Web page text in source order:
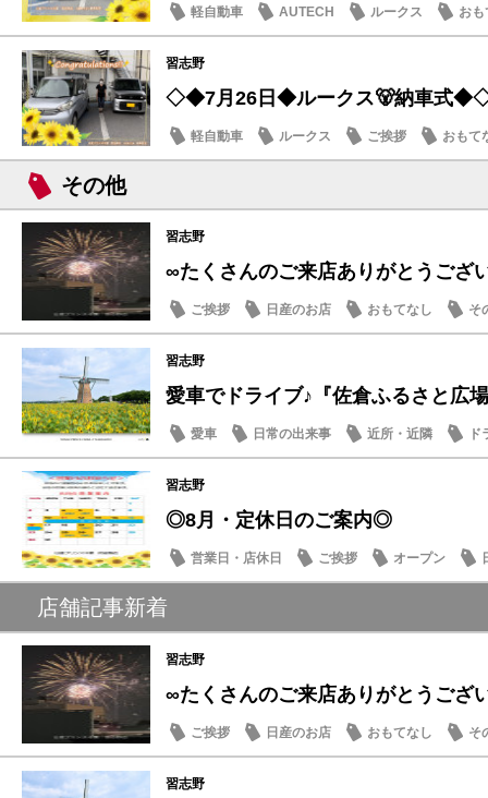
軽自動車 AUTECH ルークス おも
習志野
◇◆7月26日◆ルークス🐻納車式
軽自動車 ルークス ご挨拶 おもて
その他
習志野
∞たくさんのご来店ありがとうござ
ご挨拶 日産のお店 おもてなし そ
習志野
愛車でドライブ♪『佐倉ふるさと広
愛車 日常の出来事 近所・近隣 ド
習志野
◎8月・定休日のご案内◎
営業日・店休日 ご挨拶 オープン
店舗記事新着
習志野
∞たくさんのご来店ありがとうござ
ご挨拶 日産のお店 おもてなし そ
習志野